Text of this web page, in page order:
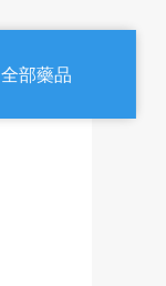
全部藥品